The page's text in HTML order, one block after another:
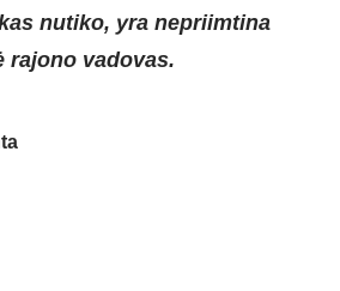
nutiko, yra nepriimtina
rajono vadovas.